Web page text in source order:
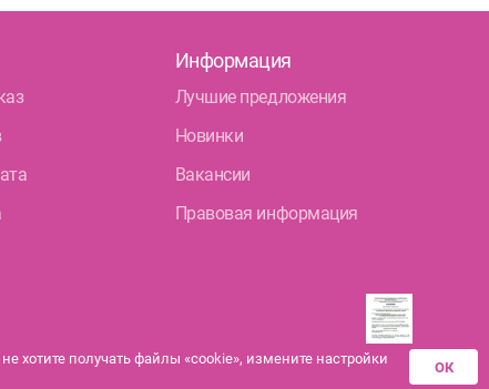
Информация
Лучшие предложения
Новинки
Вакансии
Правовая информация
Разрешения аптек-
хотите получать файлы «cookie», измените настройки
ОК